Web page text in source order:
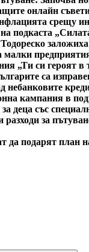
онлайн
срещу
подкаста
малки
„Ти си героят в
са
небанковите
кампания в
деца със
разходи за
да подарят план